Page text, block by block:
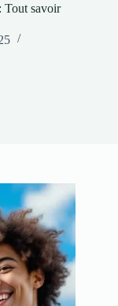
Tout savoir